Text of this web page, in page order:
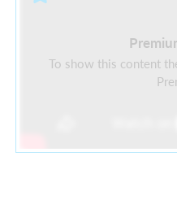
To show this content